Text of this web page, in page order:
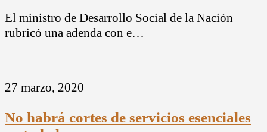
El ministro de Desarrollo Social de la Nación
rubricó una adenda con e…
27 marzo, 2020
No habrá cortes de servicios esenciales